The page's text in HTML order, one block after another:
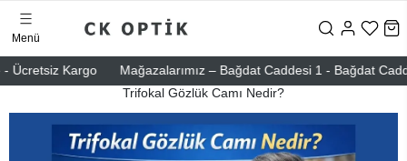
Kargo Mağazalarımız – Bağdat Caddesi 1 - Bağdat
Menü
Trifokal Gözlük Camı Nedir?